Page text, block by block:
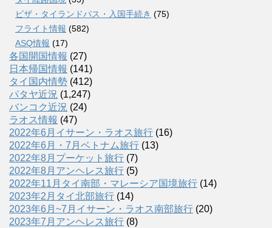
ビザ・タイランドパス・入国手続き (75)
フライト情報 (582)
ASQ情報 (17)
各国開国情報 (27)
日本帰国情報 (141)
タイ国内情勢 (412)
パタヤ近況 (1,247)
バンコク近況 (24)
ラオス情報 (47)
2022年6月イサーン・ラオス旅行 (16)
2022年6月・7月ベトナム旅行 (13)
2022年8月プーケット旅行 (7)
2022年8月アンヘレス旅行 (5)
2022年11月タイ南部・マレーシア国境旅行 (14)
2023年2月タイ北部旅行 (14)
2023年6月~7月イサーン・ラオス南部旅行 (20)
2023年7月アンヘレス旅行 (8)